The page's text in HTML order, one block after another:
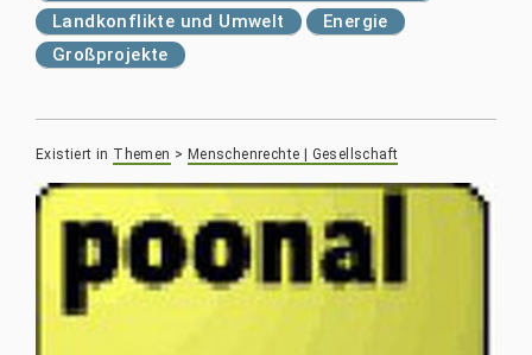
Landkonflikte und Umwelt
Energie
Großprojekte
Existiert in Themen > Menschenrechte | Gesellschaft